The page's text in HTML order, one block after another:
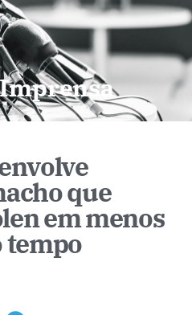
que
em menos
tempo